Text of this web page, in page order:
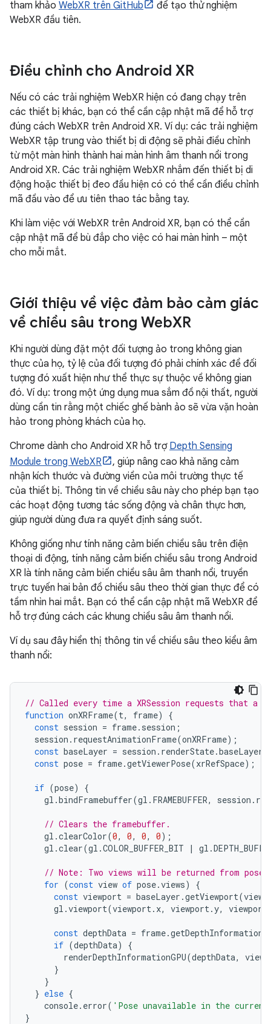
tham khảo WebXR trên GitHub
để tạo thử nghiệm
WebXR đầu tiên.
Điều chỉnh cho Android XR
Nếu có các trải nghiệm WebXR hiện có đang chạy trên
các thiết bị khác, bạn có thể cần cập nhật mã để hỗ trợ
đúng cách WebXR trên Android XR. Ví dụ: các trải nghiệm
WebXR tập trung vào thiết bị di động sẽ phải điều chỉnh
từ một màn hình thành hai màn hình âm thanh nổi trong
Android XR. Các trải nghiệm WebXR nhắm đến thiết bị di
động hoặc thiết bị đeo đầu hiện có có thể cần điều chỉnh
mã đầu vào để ưu tiên thao tác bằng tay.
Khi làm việc với WebXR trên Android XR, bạn có thể cần
cập nhật mã để bù đắp cho việc có hai màn hình – một
cho mỗi mắt.
Giới thiệu về việc đảm bảo cảm giác
về chiều sâu trong WebXR
Khi người dùng đặt một đối tượng ảo trong không gian
thực của họ, tỷ lệ của đối tượng đó phải chính xác để đối
tượng đó xuất hiện như thể thực sự thuộc về không gian
đó. Ví dụ: trong một ứng dụng mua sắm đồ nội thất, người
dùng cần tin rằng một chiếc ghế bành ảo sẽ vừa vặn hoàn
hảo trong phòng khách của họ.
Chrome dành cho Android XR hỗ trợ Depth Sensing
Module trong WebXR
, giúp nâng cao khả năng cảm
nhận kích thước và đường viền của môi trường thực tế
của thiết bị. Thông tin về chiều sâu này cho phép bạn tạo
các hoạt động tương tác sống động và chân thực hơn,
giúp người dùng đưa ra quyết định sáng suốt.
Không giống như tính năng cảm biến chiều sâu trên điện
thoại di động, tính năng cảm biến chiều sâu trong Android
XR là tính năng cảm biến chiều sâu âm thanh nổi, truyền
trực tuyến hai bản đồ chiều sâu theo thời gian thực để có
tầm nhìn hai mắt. Bạn có thể cần cập nhật mã WebXR để
hỗ trợ đúng cách các khung chiều sâu âm thanh nổi.
Ví dụ sau đây hiển thị thông tin về chiều sâu theo kiểu âm
thanh nổi:
// Called every time a XRSession requests that a
function onXRFrame(t, frame)
{
const session = frame. session ;
session . requestAnimationFrame(onXRFrame);
const baseLayer = session . renderState.baseLayer
const pose = frame.getViewerPose(xrRefSpace);
if (pose)
{
gl .bindFramebuffer(gl . FRAMEBUFFER, session .
// Clears the framebuffer.
gl .clearColor(0, 0, 0, 0);
gl .clear(gl .COLOR_BUFFER_BIT | gl .
// Note: Two views will be returned from
for (const view of pose.views)
{
const viewport = baseLayer .getViewport(view
gl .viewport(viewport. x, viewport.y, viewport
const depthData = frame.getDepthInformation
if (depthData)
{
renderDepthInformationGPU(depthData, view
}
}
} else {
console. error( 'Pose unavailable in the
}